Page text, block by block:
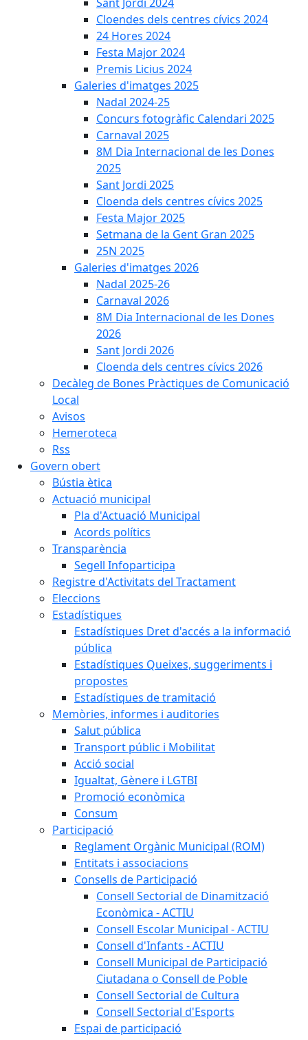
Cloendes dels centres cívics 2024
24 Hores 2024
Festa Major 2024
Premis Licius 2024
Galeries d'imatges 2025
Nadal 2024-25
Concurs fotogràfic Calendari 2025
Carnaval 2025
8M Dia Internacional de les Dones
2025
Sant Jordi 2025
Cloenda dels centres cívics 2025
Festa Major 2025
Setmana de la Gent Gran 2025
25N 2025
Galeries d'imatges 2026
Nadal 2025-26
Carnaval 2026
8M Dia Internacional de les Dones
2026
Sant Jordi 2026
Cloenda dels centres cívics 2026
Decàleg de Bones Pràctiques de Comunicació
Local
Avisos
Hemeroteca
Rss
Govern obert
Bústia ètica
Actuació municipal
Pla d'Actuació Municipal
Acords polítics
Transparència
Segell Infoparticipa
Registre d'Activitats del Tractament
Eleccions
Estadístiques
Estadístiques Dret d'accés a la informació
pública
Estadístiques Queixes, suggeriments i
propostes
Estadístiques de tramitació
Memòries, informes i auditories
Salut pública
Transport públic i Mobilitat
Acció social
Igualtat, Gènere i LGTBI
Promoció econòmica
Consum
Participació
Reglament Orgànic Municipal (ROM)
Entitats i associacions
Consells de Participació
Consell Sectorial de Dinamització
Econòmica - ACTIU
Consell Escolar Municipal - ACTIU
Consell d'Infants - ACTIU
Consell Municipal de Participació
Ciutadana o Consell de Poble
Consell Sectorial de Cultura
Consell Sectorial d'Esports
Espai de participació